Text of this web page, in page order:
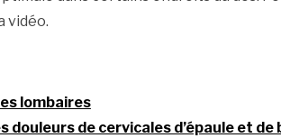
vidéo.
lombaires
douleurs de cervicales d’épaule et de